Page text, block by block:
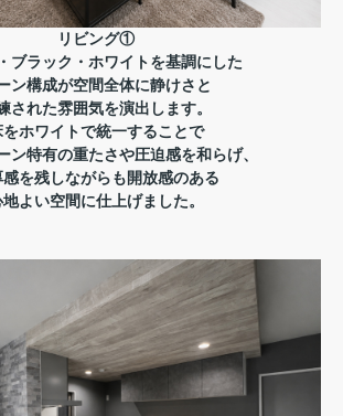
リビング①
ブラック・ホワイトを基調にした
ン構成が空間全体に静けさと
された雰囲気を演出します。
をホワイトで統一することで
ン特有の重たさや圧迫感を和らげ、
感を残しながらも開放感のある
地よい空間に仕上げました。